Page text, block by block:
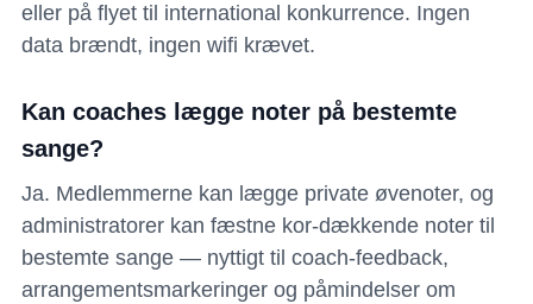
eller på flyet til international konkurrence. Ingen
data brændt, ingen wifi krævet.
Kan coaches lægge noter på bestemte
sange?
Ja. Medlemmerne kan lægge private øvenoter, og
administratorer kan fæstne kor-dækkende noter til
bestemte sange — nyttigt til coach-feedback,
arrangementsmarkeringer og påmindelser om